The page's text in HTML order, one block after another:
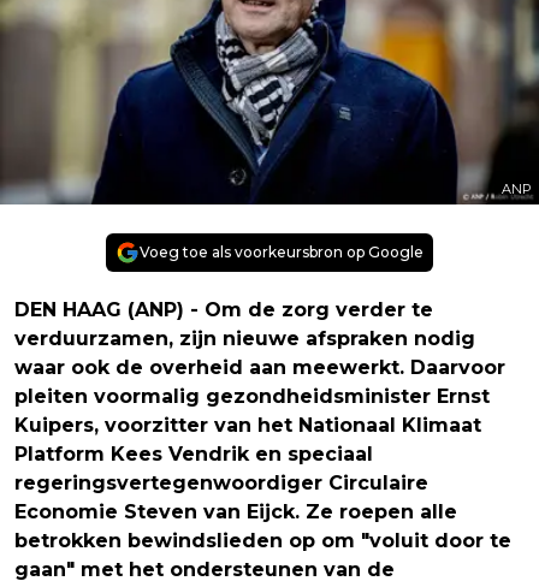
ANP
Voeg toe als voorkeursbron op Google
DEN HAAG (ANP) - Om de zorg verder te
verduurzamen, zijn nieuwe afspraken nodig
waar ook de overheid aan meewerkt. Daarvoor
pleiten voormalig gezondheidsminister Ernst
Kuipers, voorzitter van het Nationaal Klimaat
Platform Kees Vendrik en speciaal
regeringsvertegenwoordiger Circulaire
Economie Steven van Eijck. Ze roepen alle
betrokken bewindslieden op om "voluit door te
gaan" met het ondersteunen van de